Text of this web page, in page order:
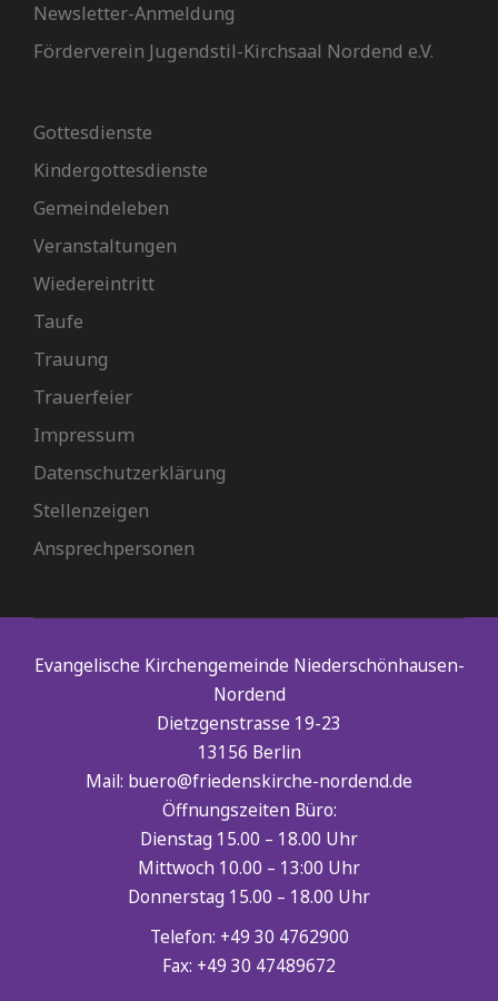
Newsletter-Anmeldung
Förderverein Jugendstil-Kirchsaal Nordend e.V.
Gottesdienste
Kindergottesdienste
Gemeindeleben
Veranstaltungen
Wiedereintritt
Taufe
Trauung
Trauerfeier
Impressum
Datenschutzerklärung
Stellenzeigen
Ansprechpersonen
Evangelische Kirchengemeinde Niederschönhausen-
Nordend
Dietzgenstrasse 19-23
13156 Berlin
Mail: buero@friedenskirche-nordend.de
Öffnungszeiten Büro:
Dienstag 15.00 – 18.00 Uhr
Mittwoch 10.00 – 13:00 Uhr
Donnerstag 15.00 – 18.00 Uhr
Telefon: +49 30 4762900
Fax: +49 30 47489672